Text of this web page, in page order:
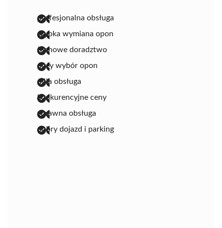
profesjonalna obsługa
szybka wymiana opon
fachowe doradztwo
duży wybór opon
miła obsługa
konkurencyjne ceny
sprawna obsługa
dobry dojazd i parking